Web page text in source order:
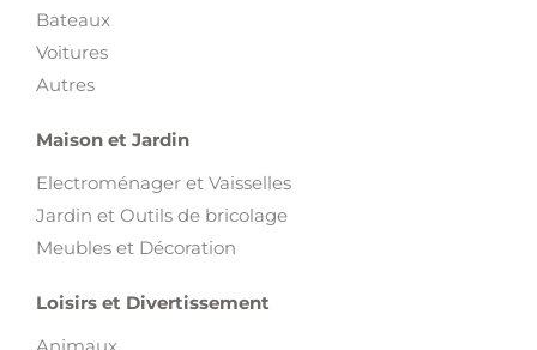
Bateaux
Voitures
Autres
Maison et Jardin
Electroménager et Vaisselles
Jardin et Outils de bricolage
Meubles et Décoration
Loisirs et Divertissement